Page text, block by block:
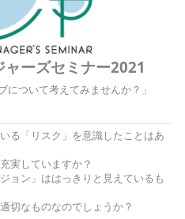
ャーズセミナー2021
について考えてみませんか？」
る「リスク」を意識したことはあ
実していますか？
ョン」ははっきりと見えているも
切なものなのでしょうか？